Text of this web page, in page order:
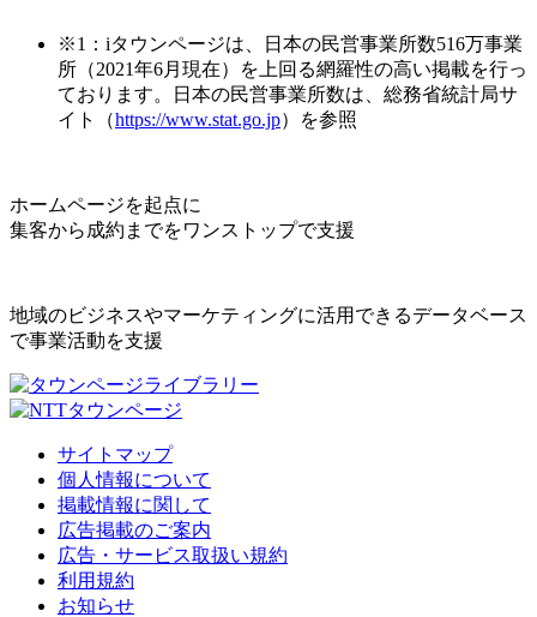
※1：iタウンページは、日本の民営事業所数516万事業
所（2021年6月現在）を上回る網羅性の高い掲載を行っ
ております。日本の民営事業所数は、総務省統計局サ
イト（https://www.stat.go.jp）を参照
ホームページを起点に
集客から成約までをワンストップで支援
地域のビジネスやマーケティングに活用できるデータベース
で事業活動を支援
サイトマップ
個人情報について
掲載情報に関して
広告掲載のご案内
広告・サービス取扱い規約
利用規約
お知らせ